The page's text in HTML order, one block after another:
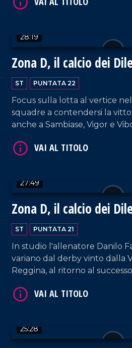
28:19
Zona D, il calcio dei
ST PUNTATA 22
Focus sulla lotta al vertice
squadre a contendersi la
anche a Sambiase, Vigor e
Savoia, e di Antonio Pellicanò,
27:49
Zona D, il calcio dei
ST PUNTATA 21
In studio l'allenatore Danilo
variano dal derby vinto dalla
Reggina, al ritorno al
Vibonese.
25:28
VAI AL TITOLO
VAI AL TITOLO